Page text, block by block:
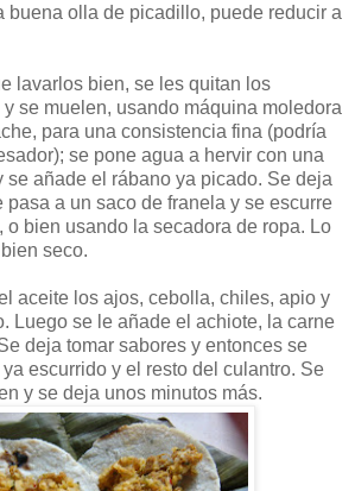
buena olla de picadillo, puede reducir a
lavarlos bien, se les quitan los
se muelen, usando máquina moledora
para una consistencia fina (podría
se pone agua a hervir con una
se añade el rábano ya picado. Se deja
pasa a un saco de franela y se escurre
o bien usando la secadora de ropa. Lo
seco.
aceite los ajos, cebolla, chiles, apio y
Luego se le añade el achiote, la carne
deja tomar sabores y entonces se
escurrido y el resto del culantro. Se
y se deja unos minutos más.